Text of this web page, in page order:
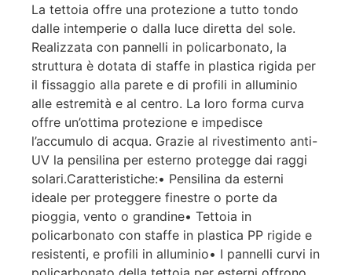
La tettoia offre una protezione a tutto tondo
dalle intemperie o dalla luce diretta del sole.
Realizzata con pannelli in policarbonato, la
struttura è dotata di staffe in plastica rigida per
il fissaggio alla parete e di profili in alluminio
alle estremità e al centro. La loro forma curva
offre un’ottima protezione e impedisce
l’accumulo di acqua. Grazie al rivestimento anti-
UV la pensilina per esterno protegge dai raggi
solari.Caratteristiche:• Pensilina da esterni
ideale per proteggere finestre o porte da
pioggia, vento o grandine• Tettoia in
policarbonato con staffe in plastica PP rigide e
resistenti, e profili in alluminio• I pannelli curvi in